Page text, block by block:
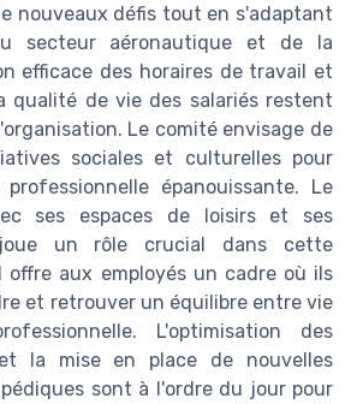
nouveaux défis tout en s'adaptant
secteur aéronautique et de la
efficace des horaires de travail et
qualité de vie des salariés restent
Le comité envisage de
sociales et culturelles pour
épanouissante. Le
ses espaces de loisirs et ses
un rôle crucial dans cette
aux employés un cadre où ils
et retrouver un équilibre entre vie
L'optimisation des
la mise en place de nouvelles
sont à l'ordre du jour pour